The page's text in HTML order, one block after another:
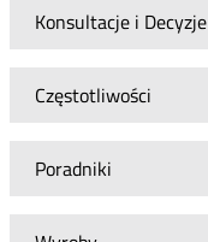
Konsultacje i Decyzje
Częstotliwości
Poradniki